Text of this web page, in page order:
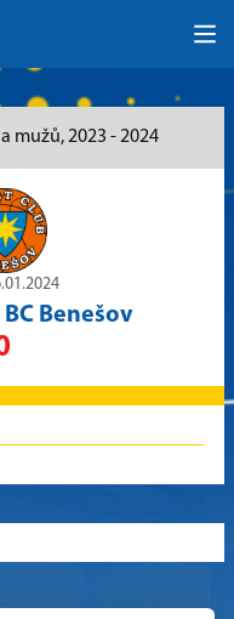
mužů, 2023 - 2024
BC Benešov